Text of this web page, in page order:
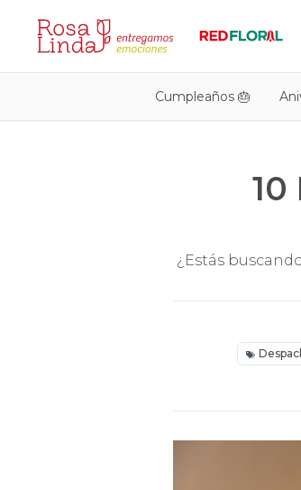
Cumpleaños 🎂
10
¿Estás